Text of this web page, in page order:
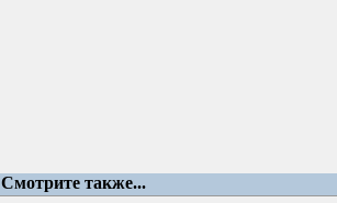
Смотрите также...